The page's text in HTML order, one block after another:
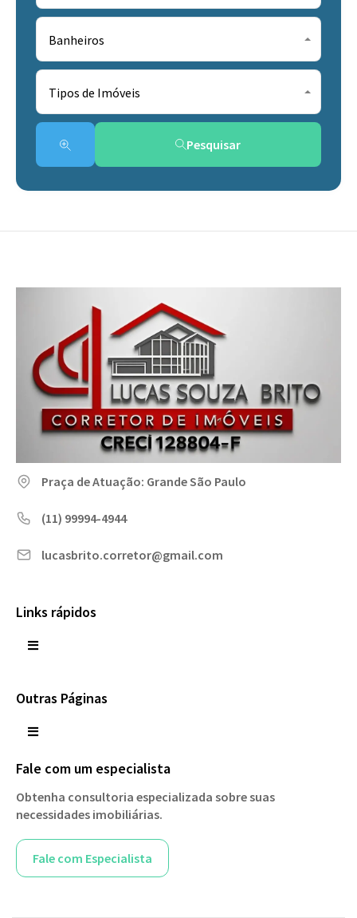
Banheiros
Tipos de Imóveis
Pesquisar
Praça de Atuação: Grande São Paulo
(11) 99994-4944
lucasbrito.corretor@gmail.com
Links rápidos
Outras Páginas
Fale com um especialista
Obtenha consultoria especializada sobre suas
necessidades imobiliárias.
Fale com Especialista